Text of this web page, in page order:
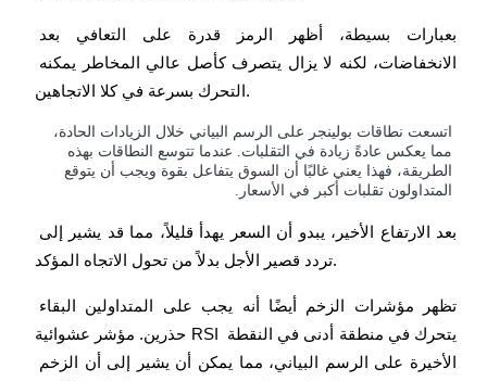
القروض
خدمة الاقتراض المدعومة بالعملات المشفرة
الاستثمار التلقائي
التحرك بسرعة في كلا الاتجاهين.
اتسعت نطاقات بولينجر على الرسم البياني خلال الزيادات الحادة،
مما يعكس عادةً زيادة في التقلبات. عندما تتوسع النطاقات بهذه
الطريقة، فهذا يعني غالبًا أن السوق يتفاعل بقوة ويجب أن يتوقع
المتداولون تقلبات أكبر في الأسعار.
تردد قصير الأجل بدلاً من تحول الاتجاه المؤكد.
حذرين. مؤشر عشوائية RSI يتحرك في منطقة أدنى في النقطة